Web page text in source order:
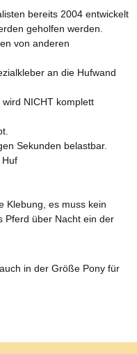
bereits 2004 entwickelt
geholfen werden.
von anderen
an die Hufwand
NICHT komplett
Sekunden belastbar.
Huf
Klebung, es muss kein
Pferd über Nacht ein der
in der Größe Pony für